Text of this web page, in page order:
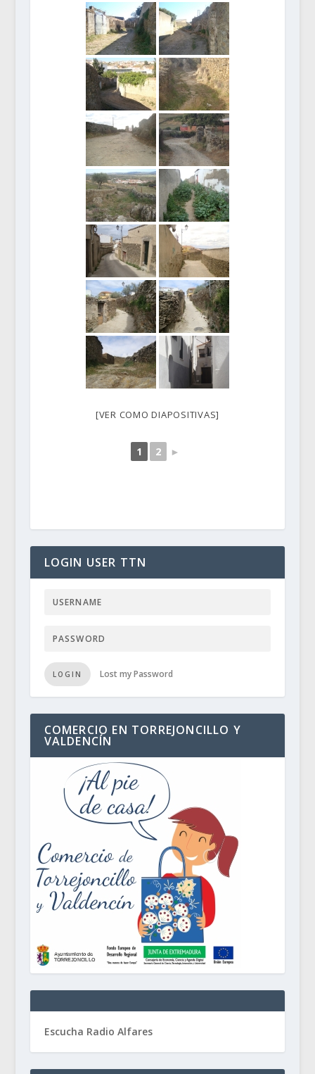
[VER COMO DIAPOSITIVAS]
1 2 ►
LOGIN USER TTN
LOGIN Lost my Password
COMERCIO EN TORREJONCILLO Y
VALDENCÍN
Escucha Radio Alfares